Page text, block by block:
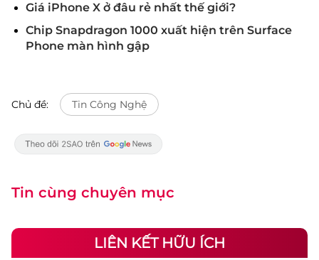
Giá iPhone X ở đâu rẻ nhất thế giới?
Chip Snapdragon 1000 xuất hiện trên Surface
Phone màn hình gập
Chủ đề: Tin Công Nghệ
Tin cùng chuyên mục
LIÊN KẾT HỮU ÍCH